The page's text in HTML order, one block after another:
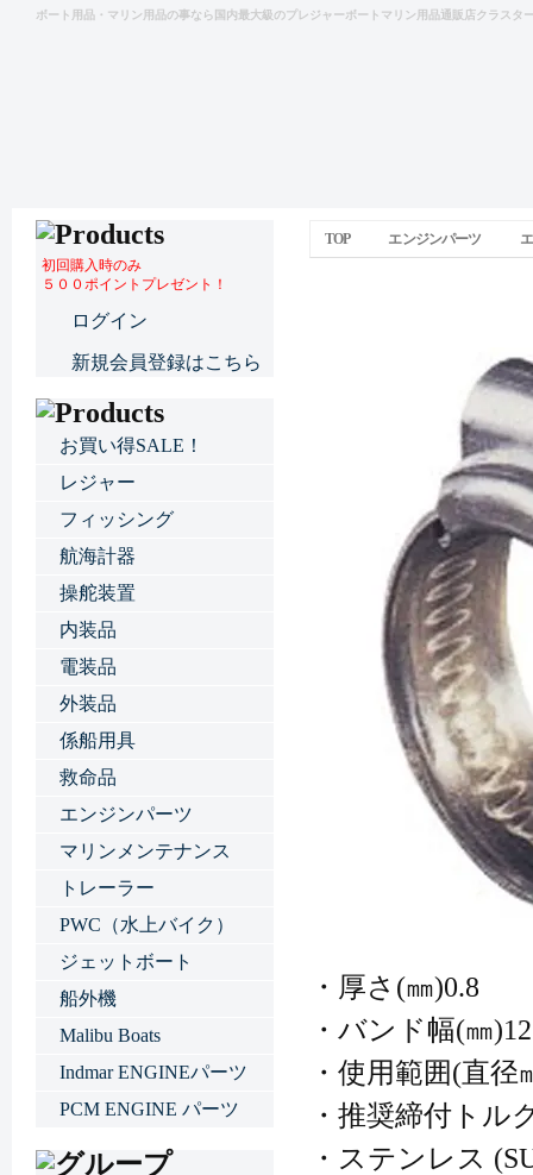
ボート用品・マリン用品の事なら国内最大級のプレジャーボートマリン用品通販店クラスタ
TOP エンジンパーツ
・厚さ(㎜)0.8
・バンド幅(㎜)12
・使用範囲(直径
・推奨締付トル
・ステンレス
初回購入時のみ
５００ポイントプレゼント！
ログイン
新規会員登録はこちら
お買い得SALE！
レジャー
フィッシング
航海計器
操舵装置
内装品
電装品
外装品
係船用具
救命品
エンジンパーツ
マリンメンテナンス
トレーラー
PWC（水上バイク）
ジェットボート
船外機
Malibu Boats
Indmar ENGINEパーツ
PCM ENGINE パーツ